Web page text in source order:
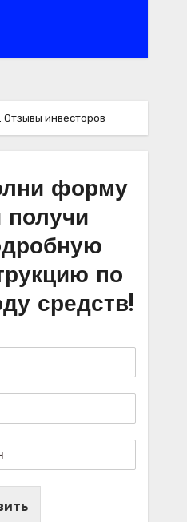
инвесторов
форму
получи
по
средств!